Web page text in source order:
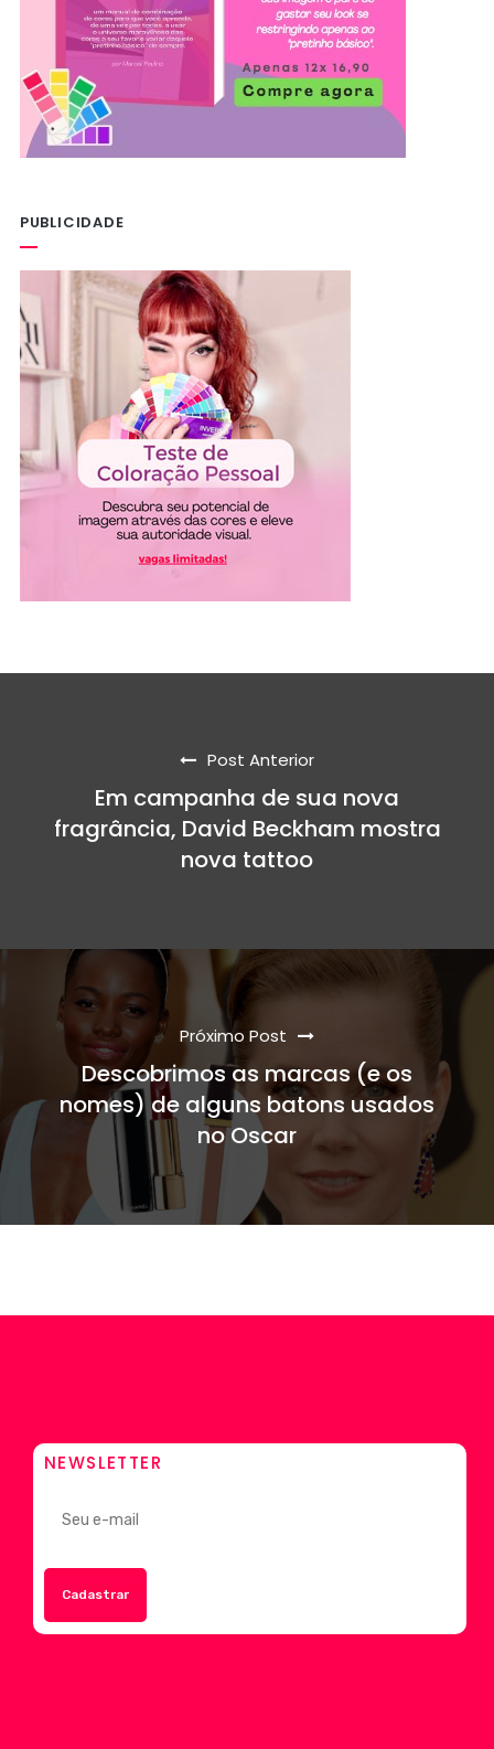
PUBLICIDADE
Post Anterior
Em campanha de sua nova
fragrância, David Beckham mostra
nova tattoo
Próximo Post
Descobrimos as marcas (e os
nomes) de alguns batons usados
no Oscar
NEWSLETTER